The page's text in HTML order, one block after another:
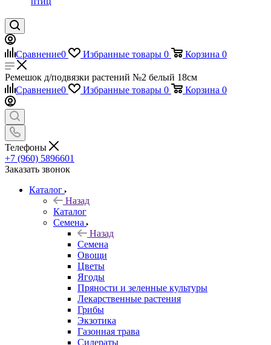
Сравнение0 Избранные товары 0 Корзина 0
Ремешок д/подвязки растений №2 белый 18см
Сравнение0 Избранные товары 0 Корзина 0
Телефоны
+7 (960) 5896601
Заказать звонок
Каталог
Назад
Каталог
Семена
Назад
Семена
Овощи
Цветы
Ягоды
Пряности и зеленные культуры
Лекарственные растения
Грибы
Экзотика
Газонная трава
Сидераты